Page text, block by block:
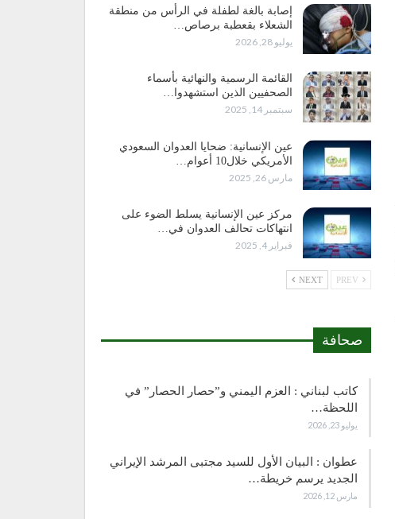
إصابة بالغة لطفلة في الرأس من منطقة
الشعلاء بقعطبة برصاص…
يوليو 28, 2026
القائمة الرسمية والنهائية بأسماء
الصحفيين الذين استشهدوا…
سبتمبر 14, 2025
عين الإنسانية: ضحايا العدوان السعودي
الأمريكي خلال10 أعوام…
مارس 26, 2025
مركز عين الإنسانية يسلط الضوء على
انتهاكات تحالف العدوان في…
فبراير 4, 2025
NEXT
صحافة
كاتب لبناني : العزم اليمني و”حصار الحصار” في
اللحظة…
يوليو 23, 2026
عطوان : البيان الأول للسيد مجتبى المرشد الإيراني
الجديد يرسم خريطة…
مارس 12, 2026